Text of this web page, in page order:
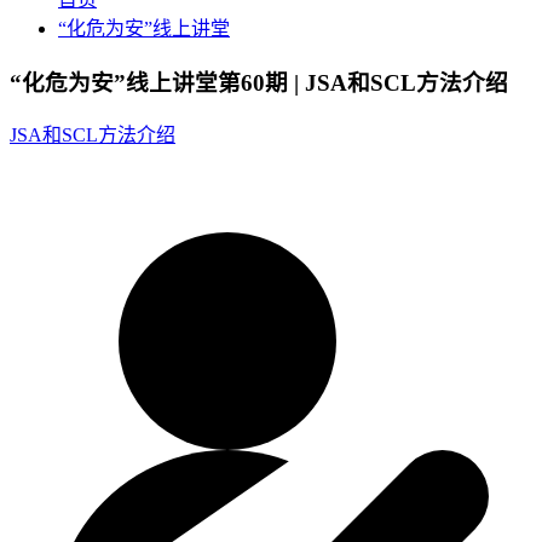
“化危为安”线上讲堂
“化危为安”线上讲堂第60期 | JSA和SCL方法介绍
JSA和SCL方法介绍